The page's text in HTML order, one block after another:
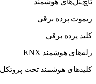
ریموت پرده برقی
کلید پرده برقی
رله‌های هوشمند KNX
کلیدهای هوشمند تحت پروتکل KNX